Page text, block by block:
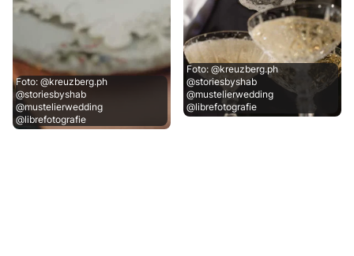
Foto: @kreuzberg.ph
@storiesbyshab
@mustelierwedding
@librefotografie
Foto: @kreuzberg.ph
@storiesbyshab
@mustelierwedding
@librefotografie